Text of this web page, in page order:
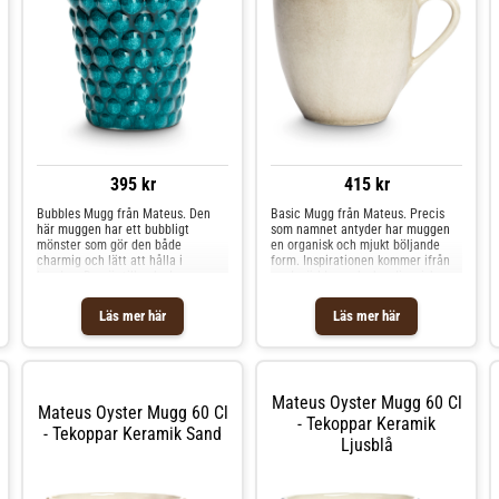
395 kr
Läs mer här
Bubbles Mugg från Mateus. Den
här muggen har ett bubbligt
mönster som gör den både
charmig och lätt att hålla i
erfarna hantverkare i Portugal,
vilket gör att varje mugg unik.
Kommer i flera härliga
Koppar hos Royal Design.
415 kr
Läs mer här
Basic Mugg från Mateus. Precis
som namnet antyder har muggen
en organisk och mjukt böljande
form. Inspirationen kommer ifrån
keramik och handmålad i Portugal,
vilket gör varje mugg unik. Finns i
flera härliga färger.Eftersom
mer Muggar & Koppar hos Royal
Design.
Mateus Oyster Mugg 60 Cl
- Tekoppar Keramik Sand
Mateus Oyster Mugg 60 Cl
- Tekoppar Keramik
Ljusblå